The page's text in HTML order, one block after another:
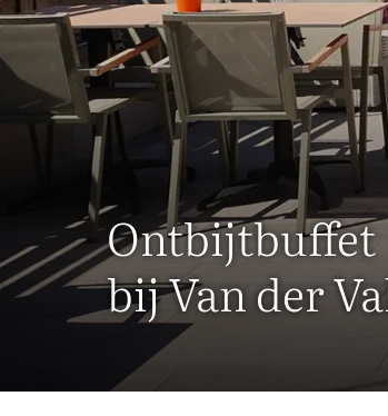
Ontbijtbuffet
bij Van der